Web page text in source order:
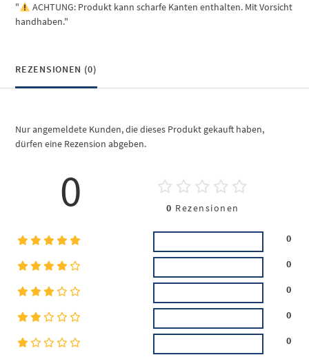
"
ACHTUNG: Produkt kann scharfe Kanten enthalten. Mit Vorsicht
handhaben."
REZENSIONEN (0)
0 0 Rezensionen
0
0
0
0
0
Nur angemeldete Kunden, die dieses Produkt gekauft haben,
dürfen eine Rezension abgeben.